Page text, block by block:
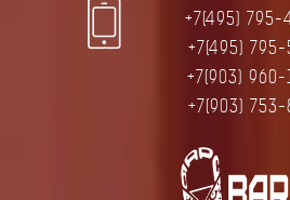
+7(495) 795-
+7(495)
+7(903) 960-
+7(903)